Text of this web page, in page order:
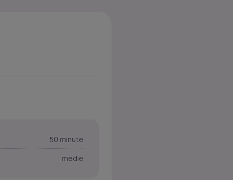
50 minute
medie